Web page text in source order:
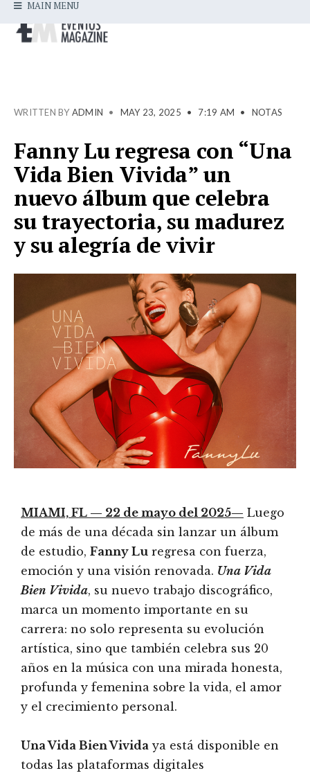
MAIN MENU
WRITTEN BY ADMIN • MAY 23, 2025 • 7:19 AM • NOTAS
Fanny Lu regresa con “Una
Vida Bien Vivida” un
nuevo álbum que celebra
su trayectoria, su madurez
y su alegría de vivir
MIAMI, FL — 22 de mayo del 2025— Luego
de más de una década sin lanzar un álbum
de estudio, Fanny Lu regresa con fuerza,
emoción y una visión renovada. Una Vida
Bien Vivida, su nuevo trabajo discográfico,
marca un momento importante en su
carrera: no solo representa su evolución
artística, sino que también celebra sus 20
años en la música con una mirada honesta,
profunda y femenina sobre la vida, el amor
y el crecimiento personal.
Una Vida Bien Vivida ya está disponible en
todas las plataformas digitales